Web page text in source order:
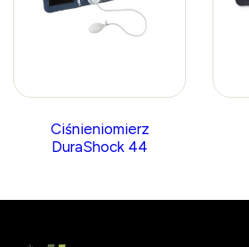
Ciśnieniomierz
DuraShock 44